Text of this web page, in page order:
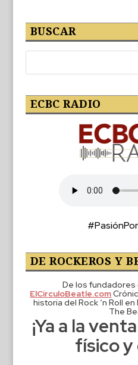
BUSCAR
ECBC RADIO
DE ROCKEROS Y
De los fundadores
ElCirculoBeatle.com
historia del Rock ‘n Roll
The
¡Ya a la
físico y